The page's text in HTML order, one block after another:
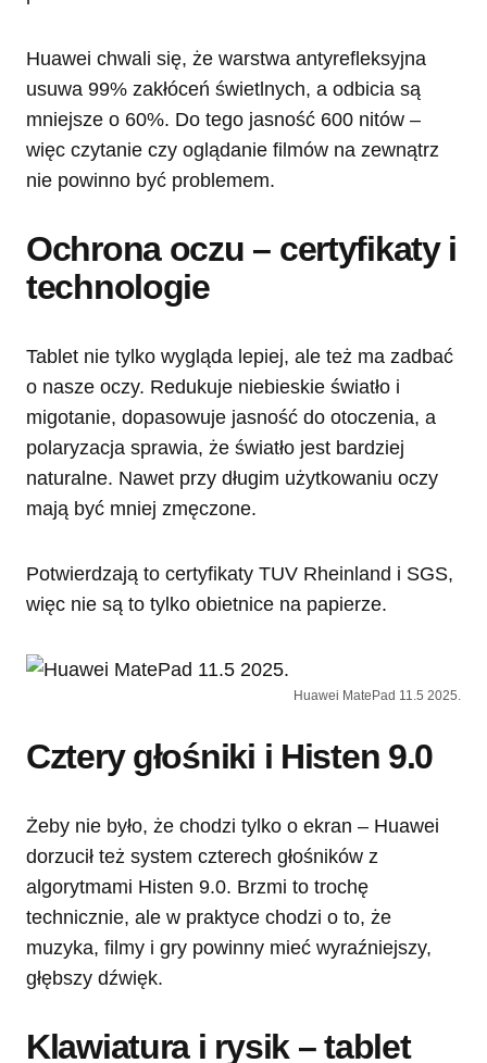
Huawei chwali się, że warstwa antyrefleksyjna
usuwa 99% zakłóceń świetlnych, a odbicia są
mniejsze o 60%. Do tego jasność 600 nitów –
więc czytanie czy oglądanie filmów na zewnątrz
nie powinno być problemem.
Ochrona oczu – certyfikaty i
technologie
Tablet nie tylko wygląda lepiej, ale też ma zadbać
o nasze oczy. Redukuje niebieskie światło i
migotanie, dopasowuje jasność do otoczenia, a
polaryzacja sprawia, że światło jest bardziej
naturalne. Nawet przy długim użytkowaniu oczy
mają być mniej zmęczone.
Potwierdzają to certyfikaty TUV Rheinland i SGS,
więc nie są to tylko obietnice na papierze.
Huawei MatePad 11.5 2025.
Cztery głośniki i Histen 9.0
Żeby nie było, że chodzi tylko o ekran – Huawei
dorzucił też system czterech głośników z
algorytmami Histen 9.0. Brzmi to trochę
technicznie, ale w praktyce chodzi o to, że
muzyka, filmy i gry powinny mieć wyraźniejszy,
głębszy dźwięk.
Klawiatura i rysik – tablet